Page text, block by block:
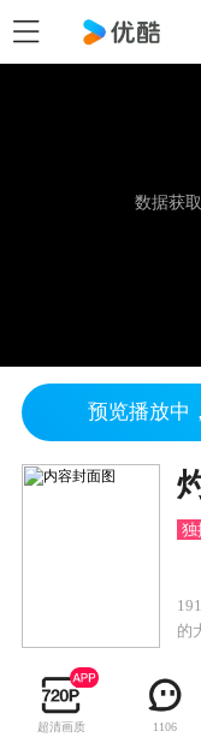
数据获
预览播放中
独
的
意
陷
养
超清画质 1106